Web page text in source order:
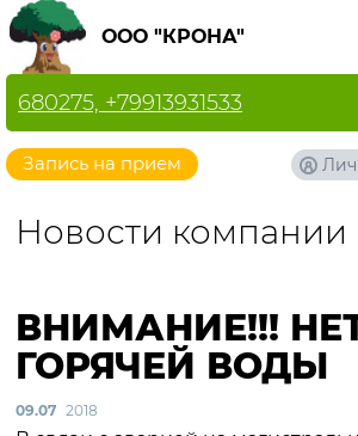
ООО "КРОНА"
Запись на прием
680275, +79913931533
Новости компании
ВНИМАНИЕ!!!
ГОРЯЧЕЙ ВОДЫ
09.07 2018